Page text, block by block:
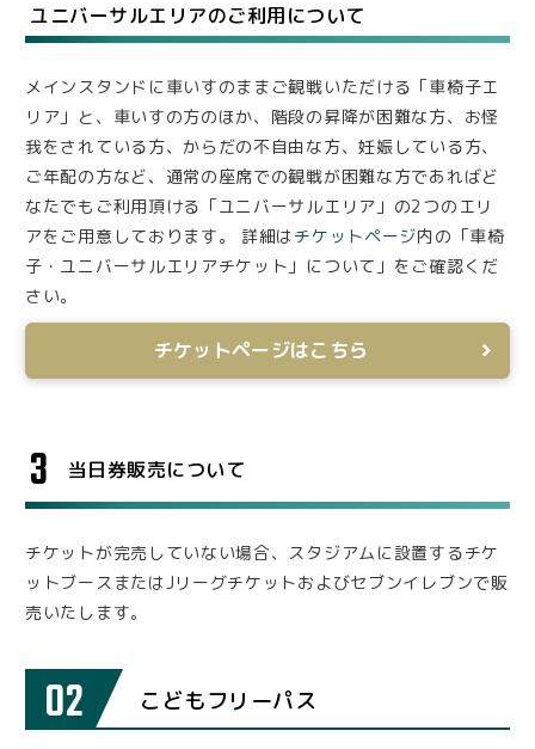
ユニバーサルエリアのご利用について
メインスタンドに車いすのままご観戦いただける「車椅子エ
リア」と、車いすの方のほか、階段の昇降が困難な方、お怪
我をされている方、からだの不自由な方、妊娠している方、
ご年配の方など、通常の座席での観戦が困難な方であればど
なたでもご利用頂ける「ユニバーサルエリア」の2つのエリ
アをご用意しております。 詳細はチケットページ内の「車椅
子・ユニバーサルエリアチケット」について」をご確認くだ
さい。
チケットページはこちら
3 当日券販売について
チケットが完売していない場合、スタジアムに設置するチケ
ットブースまたはJリーグチケットおよびセブンイレブンで販
売いたします。
02 こどもフリーパス